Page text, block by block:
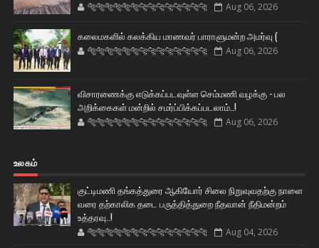
🐅🐅🐅🐅🐅🐅🐆🐆🐆🐆🐆🐆🐆🐆 Aug 06, 2026
கலைமகளில் கலக்கிய மாணவர் பாராளுமன்ற அமர்வு (
🐅🐅🐅🐅🐅🐅🐆🐆🐆🐆🐆🐆🐆🐆 Aug 06, 2026
விசாரணைக்கு எடுக்கப்படவுள்ள செம்மணி வழக்கு - பல
அறிக்கைகள் மன்றில் சமர்ப்பிக்கப்படலாம்..!
🐅🐅🐅🐅🐅🐅🐆🐆🐆🐆🐆🐆🐆🐆 Aug 06, 2026
உலகம்
குட்டிமணி தங்கத்துரை ஆகியோர் சிலை நிறுவுவதற்கு நாளை
வரை தற்காலிக தடை பருத்தித்துறை நீதவான் நீதிமன்றம்
உத்தரவு..!
🐅🐅🐅🐅🐅🐅🐆🐆🐆🐆🐆🐆🐆🐆 Aug 04, 2026